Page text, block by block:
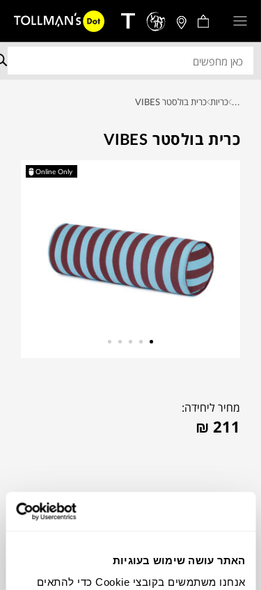
האתר עושה שימוש בעוגיות
אנחנו משתמשים בקובצי Cookie כדי להתאים
... כריות כרית בולסטר VIBES
כרית בולסטר VIBES
Online Only
מחיר ליחידה:
₪ 211